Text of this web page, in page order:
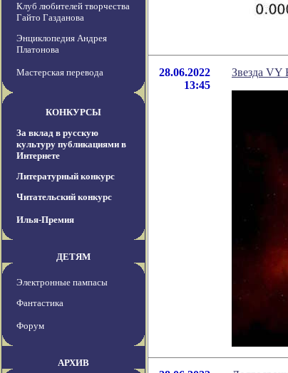
Клуб любителей творчества
Гайто Газданова
Энциклопедия Андрея
Платонова
Мастерская перевода
КОНКУРСЫ
За вклад в русскую
культуру публикациями в
Интернете
Литературный конкурс
Читательский конкурс
Илья-Премия
ДЕТЯМ
Электронные пампасы
Фантастика
Форум
АРХИВ
28.06.2022
13:45
Звезда VY